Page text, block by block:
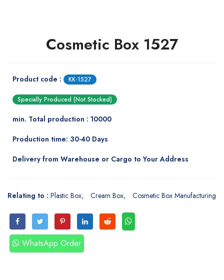
Cosmetic Box 1527
Product code : KK-1527
Specially Produced (Not Stocked)
min. Total production : 10000
Production time: 30-40 Days
Delivery from Warehouse or Cargo to Your Address
Relating to : Plastic Box Cream Box Cosmetic Box Manufacturing
WhatsApp Order